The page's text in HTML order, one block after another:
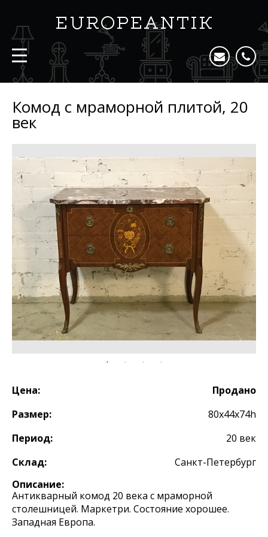
Комод с мраморной плитой, 20
век
Цена:
Продано
Размер:
80х44х74h
Период:
20 век
Склад:
Санкт-Петербург
Описание:
Антикварный комод 20 века с мраморной
столешницей. Маркетри. Состояние хорошее.
Западная Европа.